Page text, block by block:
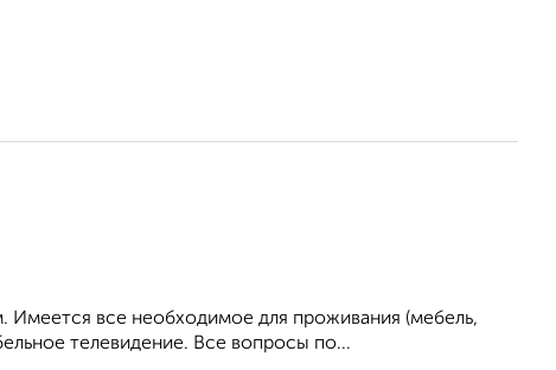
все необходимое для проживания (мебель,
телевидение. Все вопросы по...